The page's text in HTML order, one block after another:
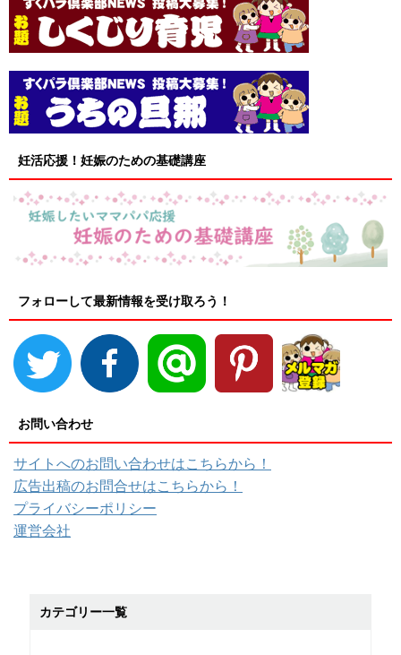
妊活応援！妊娠のための基礎講座
フォローして最新情報を受け取ろう！
お問い合わせ
サイトへのお問い合わせはこちらから！
広告出稿のお問合せはこちらから！
プライバシーポリシー
運営会社
カテゴリー一覧